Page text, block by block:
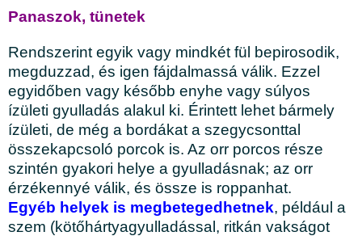
Panaszok, tünetek
Rendszerint egyik vagy mindkét fül bepirosodik,
megduzzad, és igen fájdalmassá válik. Ezzel
egyidőben vagy később enyhe vagy súlyos
ízületi gyulladás alakul ki. Érintett lehet bármely
ízületi, de még a bordákat a szegycsonttal
összekapcsoló porcok is. Az orr porcos része
szintén gyakori helye a gyulladásnak; az orr
érzékennyé válik, és össze is roppanhat.
Egyéb helyek is megbetegedhetnek, például a
szem (kötőhártyagyulladással, ritkán vakságot